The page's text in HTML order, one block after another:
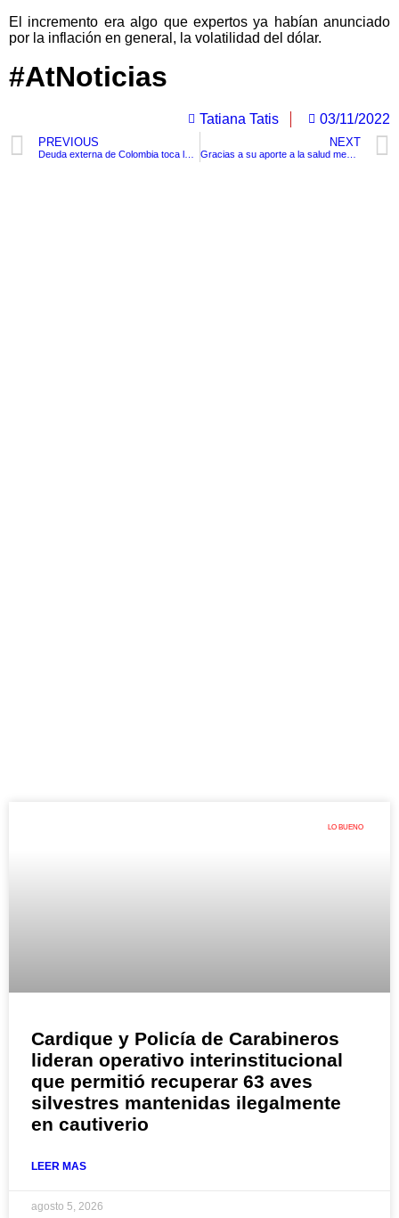
El incremento era algo que expertos ya habían anunciado
por la inflación en general, la volatilidad del dólar.
#AtNoticias
Tatiana Tatis 03/11/2022
PREVIOUS NEXT
Gracias a su aporte a la salud mental, J Balvin recibe el premio Impacto latino.
LO BUENO
Cardique y Policía de Carabineros
lideran operativo interinstitucional
que permitió recuperar 63 aves
silvestres mantenidas ilegalmente
en cautiverio
LEER MAS
agosto 5, 2026